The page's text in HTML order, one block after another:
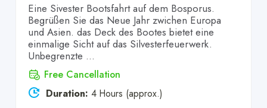
Eine Sivester Bootsfahrt auf dem Bosporus.
Begrüßen Sie das Neue Jahr zwichen Europa
und Asien. das Deck des Bootes bietet eine
einmalige Sicht auf das Silvesterfeuerwerk.
Unbegrenzte ...
Free Cancellation
Duration: 4 Hours (approx.)